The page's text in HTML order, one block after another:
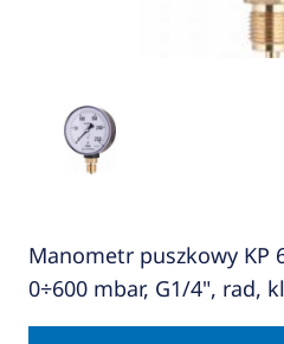
Manometr puszkowy KP
0÷600 mbar, G1/4", rad,